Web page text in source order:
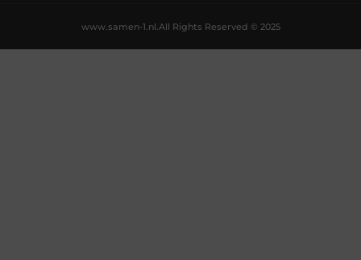
All Rights Reserved © 2025
www.samen-1.nl.